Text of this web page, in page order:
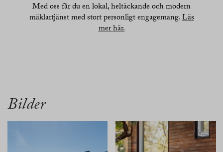
Med oss får du en lokal, heltäckande och modern
mäklartjänst med stort personligt engagemang.Läs
mer här.
Bilder